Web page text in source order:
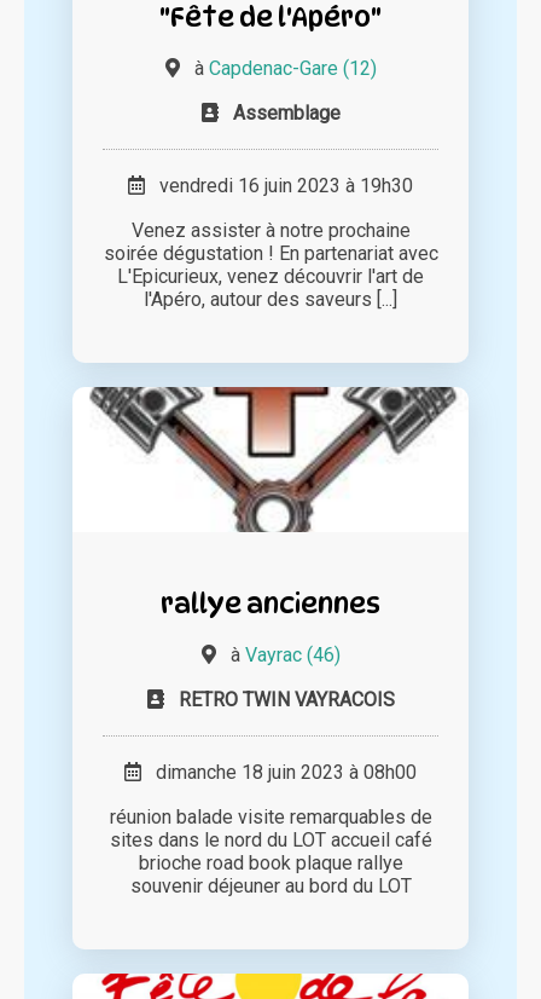
"Fête de l'Apéro"
à Capdenac-Gare (12)
Assemblage
vendredi 16 juin 2023 à 19h30
Venez assister à notre prochaine
soirée dégustation ! En partenariat avec
L'Epicurieux, venez découvrir l'art de
l'Apéro, autour des saveurs [...]
rallye anciennes
à Vayrac (46)
RETRO TWIN VAYRACOIS
dimanche 18 juin 2023 à 08h00
réunion balade visite remarquables de
sites dans le nord du LOT accueil café
brioche road book plaque rallye
souvenir déjeuner au bord du LOT